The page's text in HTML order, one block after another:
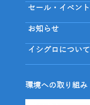
セール・イベント
お知らせ
イシグロについて
環境への取り組み